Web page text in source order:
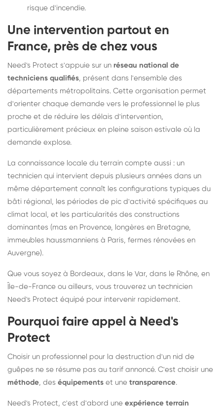
risque d'incendie.
Une intervention partout en
France, près de chez vous
Need's Protect s'appuie sur un réseau national de
techniciens qualifiés, présent dans l'ensemble des
départements métropolitains. Cette organisation permet
d'orienter chaque demande vers le professionnel le plus
proche et de réduire les délais d'intervention,
particulièrement précieux en pleine saison estivale où la
demande explose.
La connaissance locale du terrain compte aussi : un
technicien qui intervient depuis plusieurs années dans un
même département connaît les configurations typiques du
bâti régional, les périodes de pic d'activité spécifiques au
climat local, et les particularités des constructions
dominantes (mas en Provence, longères en Bretagne,
immeubles haussmanniens à Paris, fermes rénovées en
Auvergne).
Que vous soyez à Bordeaux, dans le Var, dans le Rhône, en
Île-de-France ou ailleurs, vous trouverez un technicien
Need's Protect équipé pour intervenir rapidement.
Pourquoi faire appel à Need's
Protect
Choisir un professionnel pour la destruction d'un nid de
guêpes ne se résume pas au tarif annoncé. C'est choisir une
méthode, des équipements et une transparence.
Need's Protect, c'est d'abord une expérience terrain